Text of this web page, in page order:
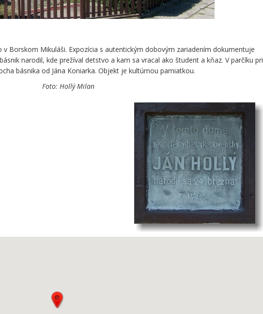
v Borskom Mikuláši. Expozícia s autentickým dobovým zariadením dokumentuje
narodil, kde prežíval detstvo a kam sa vracal ako študent a kňaz. V parčíku pri
básnika od Jána Koniarka. Objekt je kultúrnou pamiatkou.
Foto: Hollý Milan